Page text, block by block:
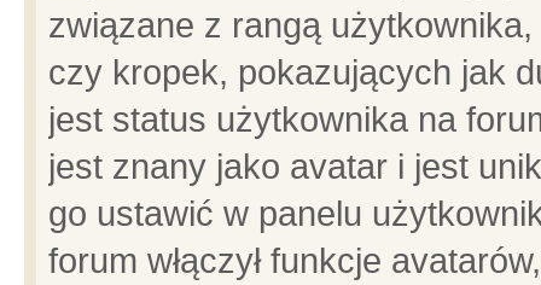
związane z rangą
czy kropek, pokazujących jak
jest status użytkownika na
jest znany jako avatar i jest
go ustawić w panelu
forum włączył funkcje